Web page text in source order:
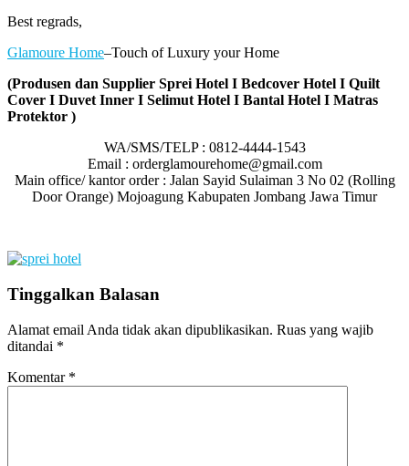
Best regrads,
Glamoure Home–Touch of Luxury your Home
(Produsen dan Supplier Sprei Hotel I Bedcover Hotel I Quilt
Cover I Duvet Inner I Selimut Hotel I Bantal Hotel I Matras
Protektor )
WA/SMS/TELP : 0812-4444-1543
Email : orderglamourehome@gmail.com
Main office/ kantor order : Jalan Sayid Sulaiman 3 No 02 (Rolling
Door Orange) Mojoagung Kabupaten Jombang Jawa Timur
Tinggalkan Balasan
Alamat email Anda tidak akan dipublikasikan. Ruas yang wajib
ditandai *
Komentar *